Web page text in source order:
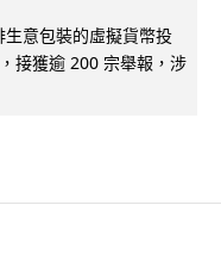
意包裝的虛擬貨幣投
接獲逾 200 宗舉報，涉